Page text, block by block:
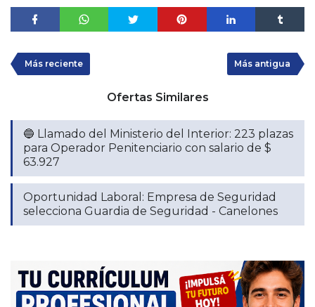
Más reciente Más antigua
Ofertas Similares
🔵 Llamado del Ministerio del Interior: 223 plazas
para Operador Penitenciario con salario de $
63.927
Oportunidad Laboral: Empresa de Seguridad
selecciona Guardia de Seguridad - Canelones